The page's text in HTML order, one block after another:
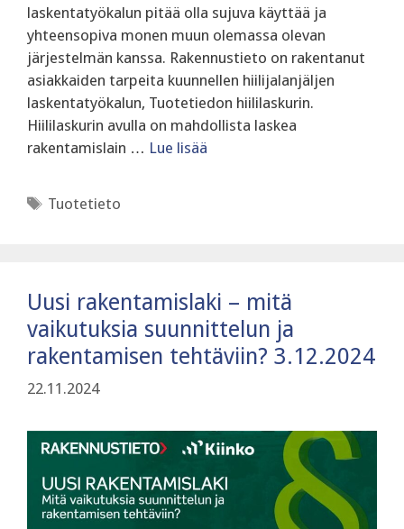
laskentatyökalun pitää olla sujuva käyttää ja
yhteensopiva monen muun olemassa olevan
järjestelmän kanssa. Rakennustieto on rakentanut
asiakkaiden tarpeita kuunnellen hiilijalanjäljen
laskentatyökalun, Tuotetiedon hiililaskurin.
Hiililaskurin avulla on mahdollista laskea
rakentamislain … Lue lisää
Avainsanat
Tuotetieto
Uusi rakentamislaki – mitä
vaikutuksia suunnittelun ja
rakentamisen tehtäviin? 3.12.2024
22.11.2024